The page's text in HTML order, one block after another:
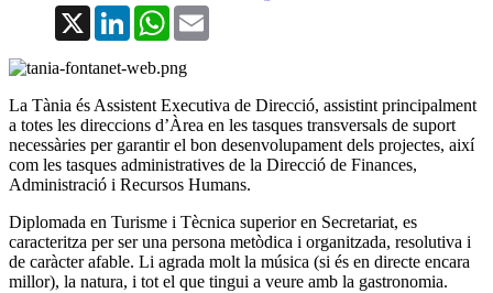
X LinkedInWhatsApp
La Tània és Assistent Executiva de Direcció, assistint principalment
a totes les direccions d’Àrea en les tasques transversals de suport
necessàries per garantir el bon desenvolupament dels projectes, així
com les tasques administratives de la Direcció de Finances,
Administració i Recursos Humans.
Diplomada en Turisme i Tècnica superior en Secretariat, es
caracteritza per ser una persona metòdica i organitzada, resolutiva i
de caràcter afable. Li agrada molt la música (si és en directe encara
millor), la natura, i tot el que tingui a veure amb la gastronomia.